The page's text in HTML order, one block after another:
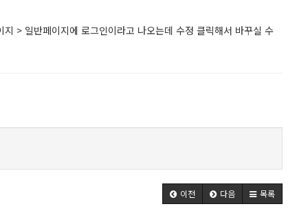
반페이지에 로그인이라고 나오는데 수정 클릭해서 바꾸실 수
이전 다음 목록